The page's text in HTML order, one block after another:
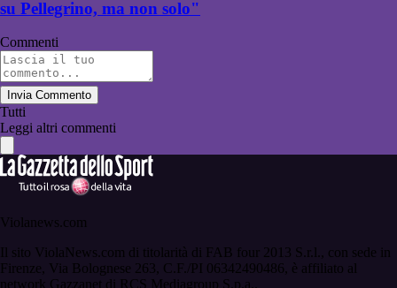
su Pellegrino, ma non solo"
Commenti
Invia Commento
Tutti
Leggi altri commenti
Violanews.com
Il sito ViolaNews.com di titolarità di FAB four 2013 S.r.l., con sede in
Firenze, Via Bolognese 263, C.F./PI 06342490486, è affiliato al
network Gazzanet di RCS Mediagroup S.p.a..